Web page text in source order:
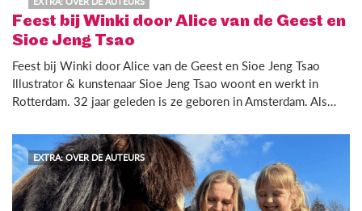
Feest bij Winki door Alice van de Geest en
Sioe Jeng Tsao
Feest bij Winki door Alice van de Geest en Sioe Jeng Tsao
Illustrator & kunstenaar Sioe Jeng Tsao woont en werkt in
Rotterdam. 32 jaar geleden is ze geboren in Amsterdam. Als…
EXTRA: OVER DE AUTEURS